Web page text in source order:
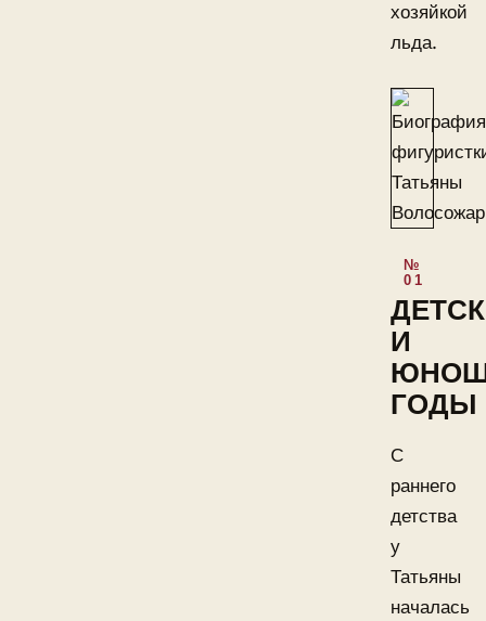
хозяйкой
льда.
И
ГОДЫ
С
раннего
детства
у
Татьяны
началась